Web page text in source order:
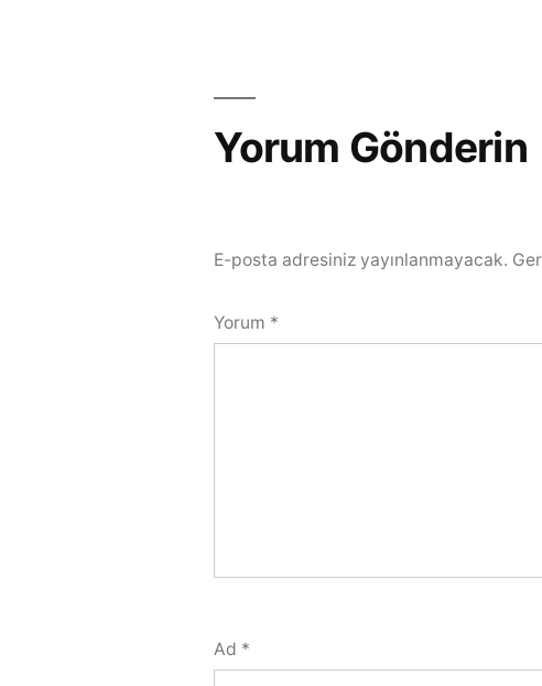
Yorum Gönderin
E-posta adresiniz yayınlanmayacak.
Yorum *
Ad *